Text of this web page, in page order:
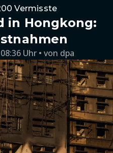
Vermisste
in Hongkong:
Uhr von dpa